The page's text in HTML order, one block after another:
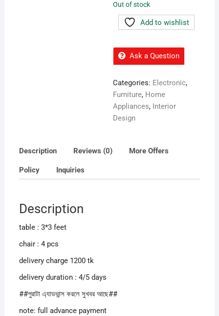
Out of stock
Add to wishlist
Ask a Question
Categories: Electronic,
Furniture, Home
Appliances, Interior
Design
Description Reviews (0) More Offers
Policy Inquiries
Description
table : 3*3 feet
chair : 4 pcs
delivery charge 1200 tk
delivery duration : 4/5 days
##পুরাটা এ্যাডভান্স করলে সুখবর আছে##
note: full advance payment